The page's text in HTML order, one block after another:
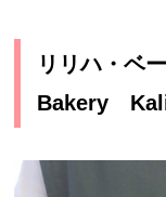
リリハ・ベ
Bakery